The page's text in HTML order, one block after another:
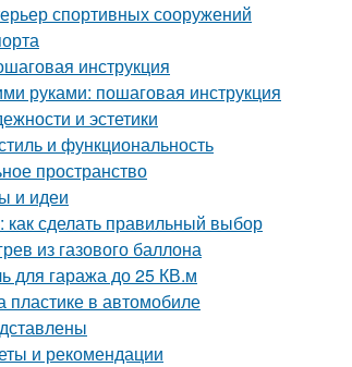
спортивных сооружений
инструкция
руками: пошаговая инструкция
и эстетики
и функциональность
пространство
и идеи
сделать правильный выбор
из газового баллона
для гаража до 25 КВ.м
пластике в автомобиле
и рекомендации